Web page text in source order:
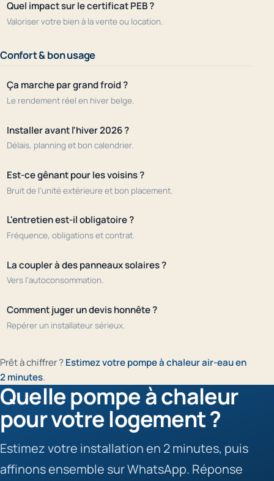
Quel impact sur le certificat PEB ?
Valoriser votre bien à la vente ou location.
Confort & bon usage
Ça marche par grand froid ?
Le rendement réel en hiver belge.
Installer avant l'hiver 2026 ?
Délais, planning et bon calendrier.
Est-ce gênant pour les voisins ?
Bruit de l'unité extérieure et bon placement.
L'entretien est-il obligatoire ?
Fréquence, obligations et contrat.
La coupler à des panneaux solaires ?
Vers l'autoconsommation.
Comment juger un devis honnête ?
Repérer un installateur sérieux.
Prêt à chiffrer ?Estimez votre pompe à chaleur air-eau en
2 minutes.
Quelle pompe à chaleur
pour votre logement ?
Estimez votre installation en 2 minutes, puis
affinons ensemble sur WhatsApp. Réponse